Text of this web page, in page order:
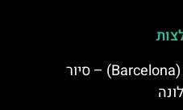
סיורים קולינריים בברצלונה (Barcelona) – סיור